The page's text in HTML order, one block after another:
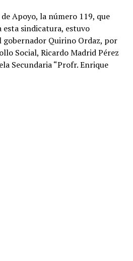
Apoyo, la número 119, que
sindicatura, estuvo
gobernador Quirino Ordaz, por
Social, Ricardo Madrid Pérez
Secundaria “Profr. Enrique